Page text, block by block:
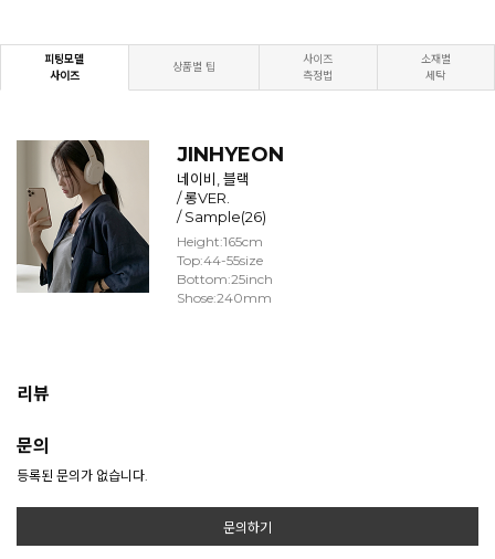
피팅모델
사이즈
상품별 팁
사이즈
측정법
소재별
세탁
JINHYEON
네이비, 블랙
/ 롱VER.
/ Sample(26)
Height:165cm
Top:44-55size
Bottom:25inch
Shose:240mm
리뷰
문의
등록된 문의가 없습니다.
문의하기